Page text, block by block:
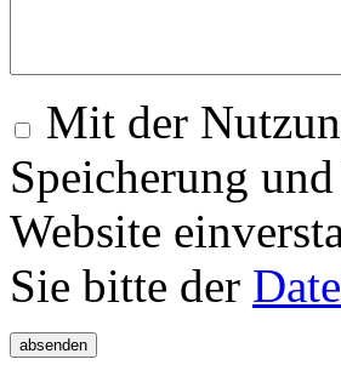
Mit der
Speicherung
Website
Sie bitte der